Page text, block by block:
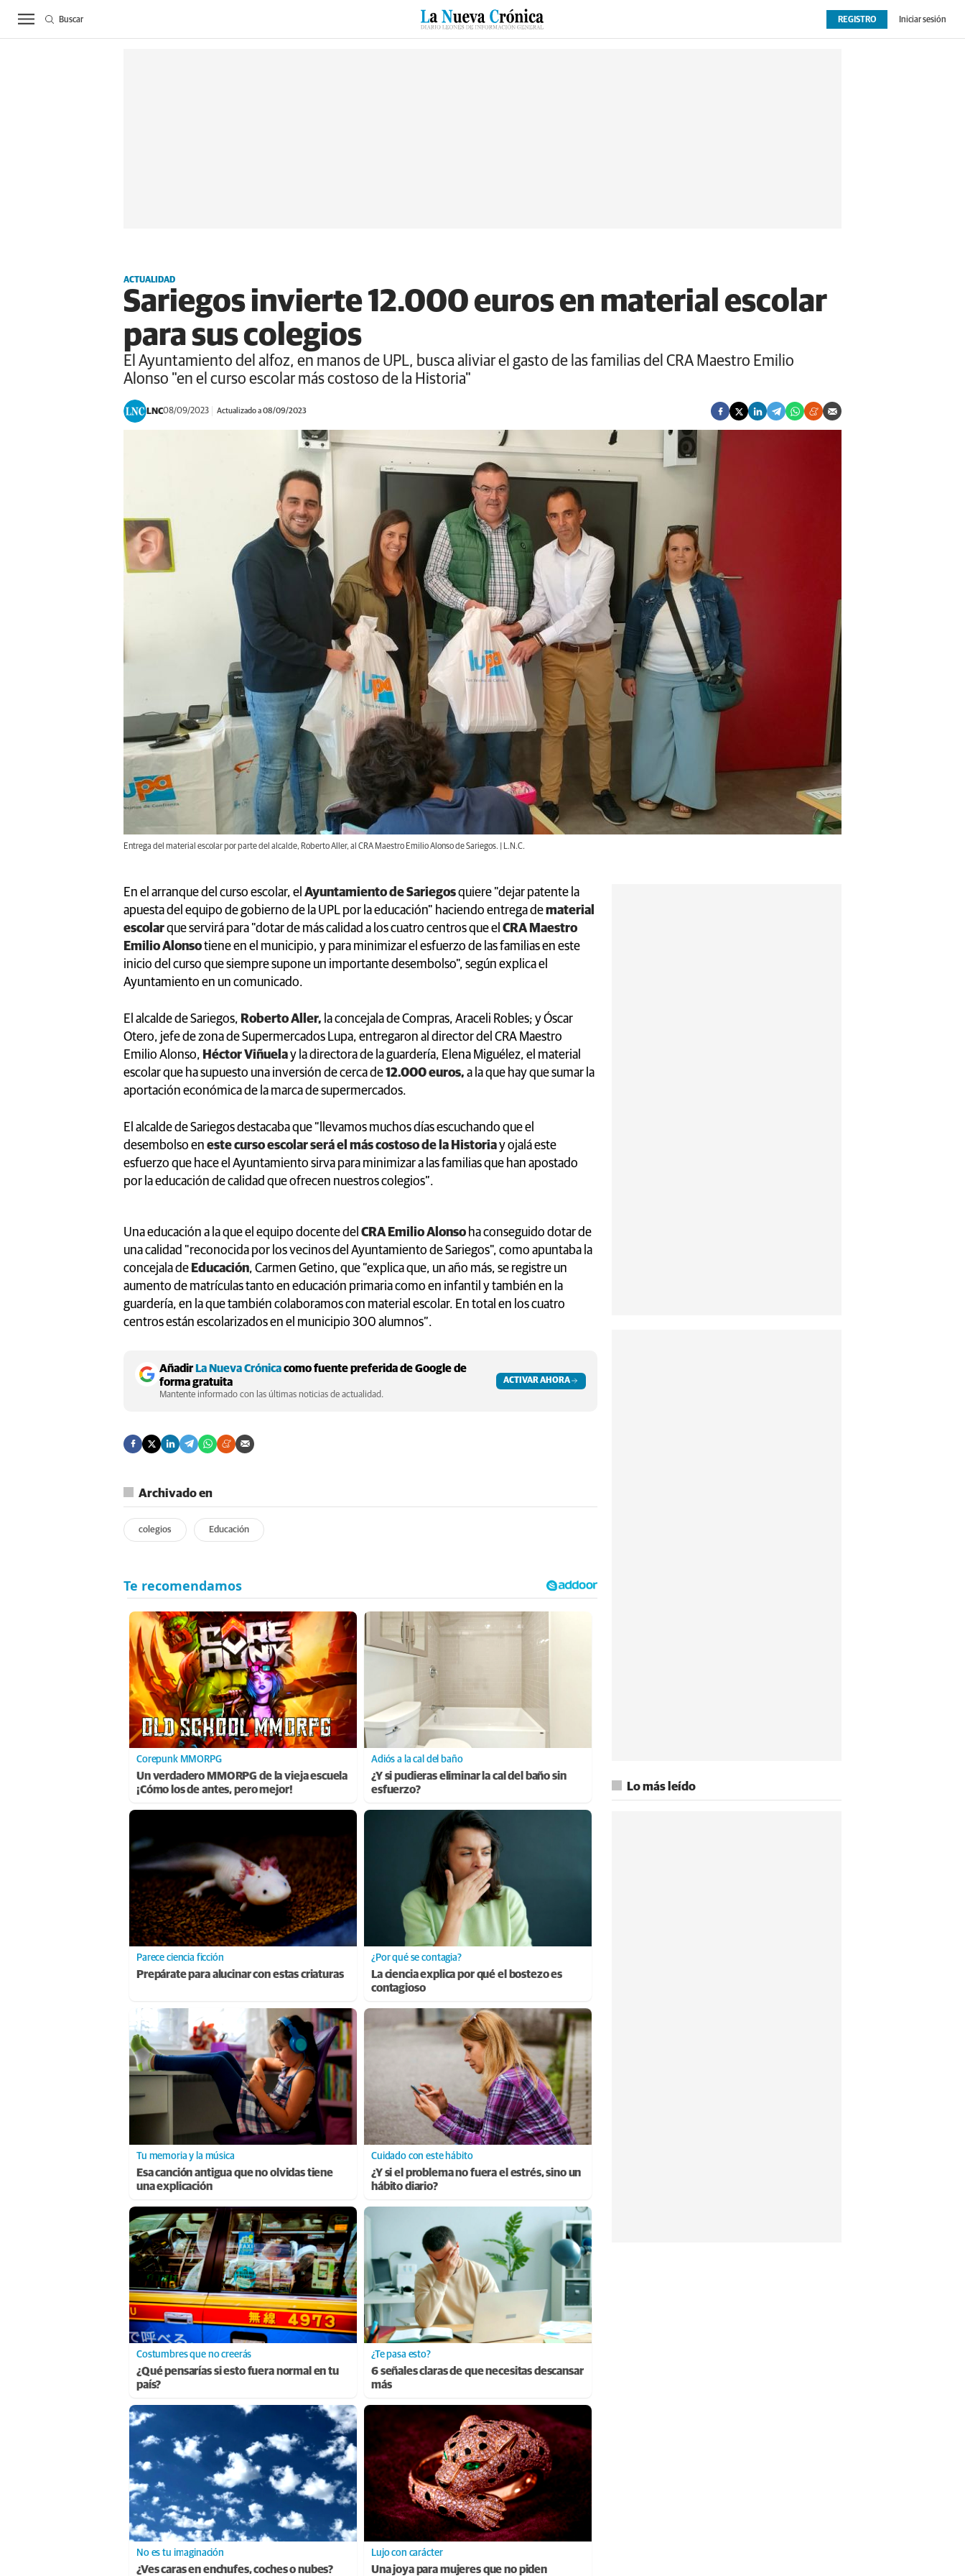
ACTUALIDAD BIERZO SUCESOS CULTURAS ESPECIALES DEPORTES OPINIÓN EXTRAS
REGISTRO Iniciar sesión
Buscar
ACTUALIDAD
Sariegos invierte 12.000 euros en material escolar
para sus colegios
El Ayuntamiento del alfoz, en manos de UPL, busca aliviar el gasto de las familias del CRA Maestro Emilio
Alonso "en el curso escolar más costoso de la Historia"
LNC08/09/2023 Actualizado a 08/09/2023
Entrega del material escolar por parte del alcalde, Roberto Aller, al CRA Maestro Emilio Alonso de Sariegos. | L.N.C.
En el arranque del curso escolar, el Ayuntamiento de Sariegosquiere "dejar patente la
apuesta del equipo de gobierno de la UPL por la educación" haciendo entrega dematerial
escolarque servirá para "dotar de más calidad a los cuatro centros que el CRA Maestro
Emilio Alonsotiene en el municipio, y para minimizar el esfuerzo de las familias en este
inicio del curso que siempre supone un importante desembolso", según explica el
Ayuntamiento en un comunicado.
El alcalde de Sariegos, Roberto Aller, la concejala de Compras, Araceli Robles; y Óscar
Otero, jefe de zona de Supermercados Lupa, entregaron al director del CRA Maestro
Emilio Alonso, Héctor Viñuelay la directora de la guardería, Elena Miguélez, el material
escolar que ha supuesto una inversión de cerca de12.000 euros, a la que hay que sumar la
aportación económica de la marca de supermercados.
El alcalde de Sariegos destacaba que “llevamos muchos días escuchando que el
desembolso en este curso escolar será el más costoso de la Historiay ojalá este
esfuerzo que hace el Ayuntamiento sirva para minimizar a las familias que han apostado
por la educación de calidad que ofrecen nuestros colegios”.
Una educación a la que el equipo docente del CRA Emilio Alonso ha conseguido dotar de
una calidad "reconocida por los vecinos del Ayuntamiento de Sariegos", como apuntaba la
concejala de Educación, Carmen Getino, que “explica que, un año más, se registre un
aumento de matrículas tanto en educación primaria como en infantil y también en la
guardería, en la que también colaboramos con material escolar. En total en los cuatro
centros están escolarizados en el municipio 300 alumnos”.
AñadirLa Nueva Crónicacomo fuente preferida de Google de
forma gratuita
Mantente informado con las últimas noticias de actualidad.
ACTIVAR AHORA
Archivado en
colegios Educación
Corepunk MMORPG
Un verdadero MMORPG de la vieja escuela
¡Cómo los de antes, pero mejor!
Adiós a la cal del baño
¿Y si pudieras eliminar la cal del baño sin
esfuerzo?
Parece ciencia ficción
Prepárate para alucinar con estas criaturas
¿Por qué se contagia?
La ciencia explica por qué el bostezo es
contagioso
Tu memoria y la música
Esa canción antigua que no olvidas tiene
una explicación
Cuidado con este hábito
¿Y si el problema no fuera el estrés, sino un
hábito diario?
Costumbres que no creerás
¿Qué pensarías si esto fuera normal en tu
país?
¿Te pasa esto?
6 señales claras de que necesitas descansar
más
No es tu imaginación
¿Ves caras en enchufes, coches o nubes?
Lujo con carácter
Una joya para mujeres que no piden
Lo más leído